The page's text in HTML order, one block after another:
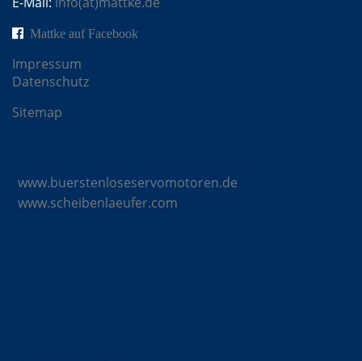
Mattke auf Facebook
Impressum
Datenschutz
Sitemap
www.buerstenloseservomotoren.de
www.scheibenlaeufer.com